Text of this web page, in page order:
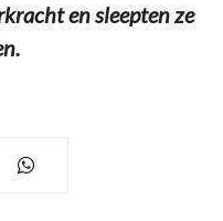
en sleepten ze